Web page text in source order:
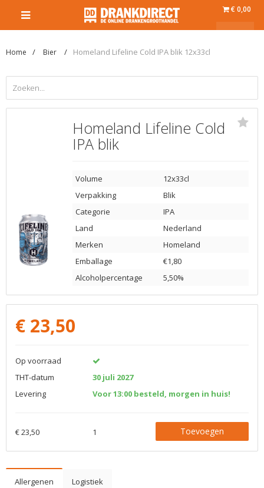
€ 0,00
Home Bier Homeland Lifeline Cold IPA blik 12x33cl
Homeland Lifeline Cold
IPA blik
Volume
12x33cl
Verpakking
Blik
Categorie
IPA
Land
Nederland
Merken
Homeland
Emballage
€1,80
Alcoholpercentage
5,50%
€ 23,50
Op voorraad
THT-datum
30 juli 2027
Levering
Voor 13:00 besteld, morgen in huis!
€ 23,50 1 Toevoegen
Allergenen Logistiek